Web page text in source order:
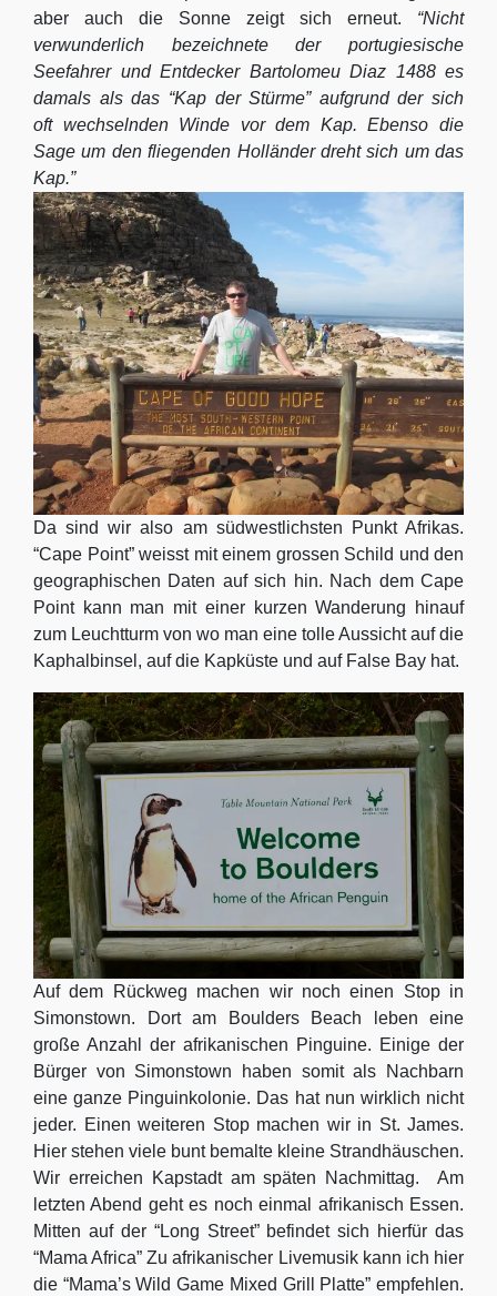
aber auch die Sonne zeigt sich erneut. “Nicht
verwunderlich bezeichnete der portugiesische
Seefahrer und Entdecker Bartolomeu Diaz 1488 es
damals als das “Kap der Stürme” aufgrund der sich
oft wechselnden Winde vor dem Kap. Ebenso die
Sage um den fliegenden Holländer dreht sich um das
Kap.”
Da sind wir also am südwestlichsten Punkt Afrikas.
“Cape Point” weisst mit einem grossen Schild und den
geographischen Daten auf sich hin. Nach dem Cape
Point kann man mit einer kurzen Wanderung hinauf
zum Leuchtturm von wo man eine tolle Aussicht auf die
Kaphalbinsel, auf die Kapküste und auf False Bay hat.
Auf dem Rückweg machen wir noch einen Stop in
Simonstown. Dort am Boulders Beach leben eine
große Anzahl der afrikanischen Pinguine. Einige der
Bürger von Simonstown haben somit als Nachbarn
eine ganze Pinguinkolonie. Das hat nun wirklich nicht
jeder. Einen weiteren Stop machen wir in St. James.
Hier stehen viele bunt bemalte kleine Strandhäuschen.
Wir erreichen Kapstadt am späten Nachmittag. Am
letzten Abend geht es noch einmal afrikanisch Essen.
Mitten auf der “Long Street” befindet sich hierfür das
“Mama Africa” Zu afrikanischer Livemusik kann ich hier
die “Mama’s Wild Game Mixed Grill Platte” empfehlen.